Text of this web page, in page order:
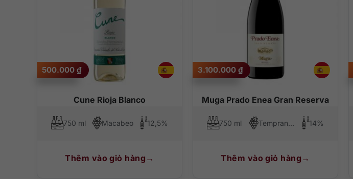
Cune Rioja Blanco
500.000 ₫
750 ml Macabeo 12,5%
Thêm vào giỏ hàng
Muga Prado Enea Gran Reserva
3.100.000 ₫
750 ml Tempranillo 14%
Thêm vào giỏ hàng